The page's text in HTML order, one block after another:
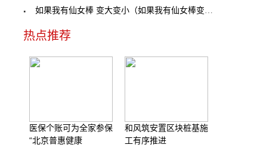
如果我有仙女棒 变大变小（如果我有仙女棒变大变小
热点推荐
医保个账可为全家参保
“北京普惠健康
和风筑安置区块桩基施
工有序推进